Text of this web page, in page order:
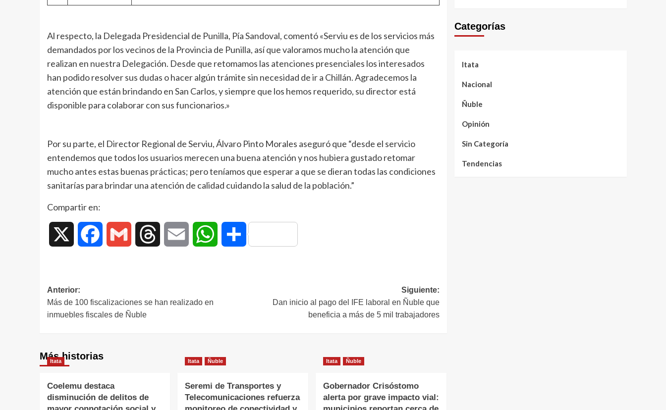
Al respecto, la Delegada Presidencial de Punilla, Pía Sandoval, comentó «Serviu es de los servicios más
demandados por los vecinos de la Provincia de Punilla, así que valoramos mucho la atención que
realizan en nuestra Delegación. Desde que retomamos las atenciones presenciales los interesados
han podido resolver sus dudas o hacer algún trámite sin necesidad de ir a Chillán. Agradecemos la
atención que están brindando en San Carlos, y siempre que los hemos requerido, su director está
disponible para colaborar con sus funcionarios.»
Por su parte, el Director Regional de Serviu, Álvaro Pinto Morales aseguró que “desde el servicio
entendemos que todos los usuarios merecen una buena atención y nos hubiera gustado retomar
mucho antes estas buenas prácticas; pero teníamos que esperar a que se dieran todas las condiciones
sanitarías para brindar una atención de calidad cuidando la salud de la población.”
Compartir en:
Facebook Gmail Threads Email WhatsAppCompartir
Anterior:
Más de 100 fiscalizaciones se han realizado en
inmuebles fiscales de Ñuble
Siguiente:
Dan inicio al pago del IFE laboral en Ñuble que
beneficia a más de 5 mil trabajadores
Más historias
Itata
Coelemu destaca
disminución de delitos de
Itata Ñuble
Seremi de Transportes y
Telecomunicaciones refuerza
Itata Ñuble
Gobernador Crisóstomo
alerta por grave impacto vial:
Categorías
Itata
Nacional
Ñuble
Opinión
Sin Categoría
Tendencias